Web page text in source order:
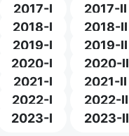
2017-I
2017-II
2018-I
2018-II
2019-I
2019-II
2020-I
2020-II
2021-I
2021-II
2022-I
2022-II
2023-I
2023-II